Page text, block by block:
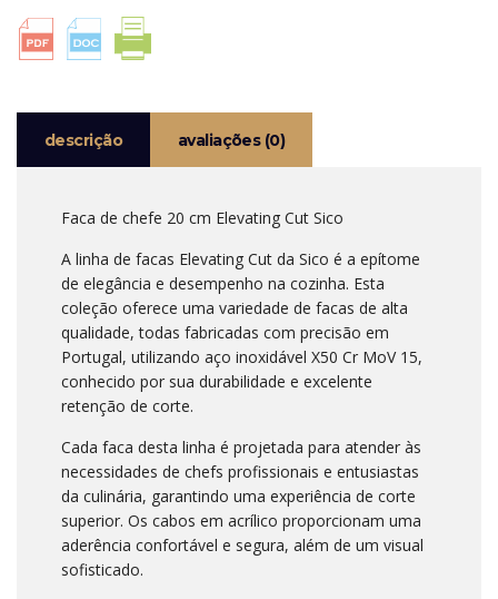
CHEFE
20
descrição avaliações (0)
Faca de chefe 20 cm Elevating Cut Sico
A linha de facas Elevating Cut da Sico é a epítome
de elegância e desempenho na cozinha. Esta
coleção oferece uma variedade de facas de alta
qualidade, todas fabricadas com precisão em
Portugal, utilizando aço inoxidável X50 Cr MoV 15,
conhecido por sua durabilidade e excelente
retenção de corte.
Cada faca desta linha é projetada para atender às
necessidades de chefs profissionais e entusiastas
da culinária, garantindo uma experiência de corte
superior. Os cabos em acrílico proporcionam uma
aderência confortável e segura, além de um visual
sofisticado.